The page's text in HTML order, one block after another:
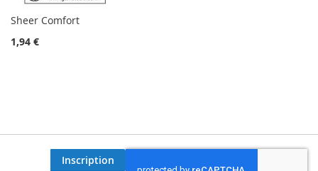
Sheer Comfort
1,94 €
Inscription